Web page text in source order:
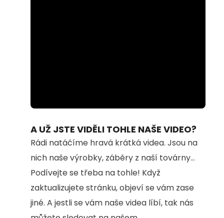
59.53%
A UŽ JSTE VIDĚLI TOHLE NAŠE VIDEO?
Rádi natáčíme hravá krátká videa. Jsou na
nich naše výrobky, záběry z naší továrny...
Podívejte se třeba na tohle! Když
zaktualizujete stránku, objeví se vám zase
jiné. A jestli se vám naše videa líbí, tak nás